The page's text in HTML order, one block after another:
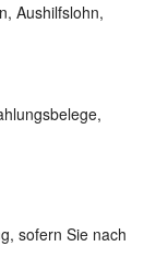
Aushilfslohn,
sofern Sie nach